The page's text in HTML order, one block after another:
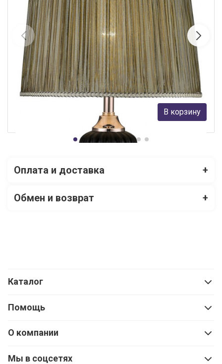
Настольная лампа WERTMARK WE705.01.304
Wertmark
В корзину
Оплата и доставка +
Обмен и возврат +
Каталог
Помощь
О компании
Мы в соцсетях